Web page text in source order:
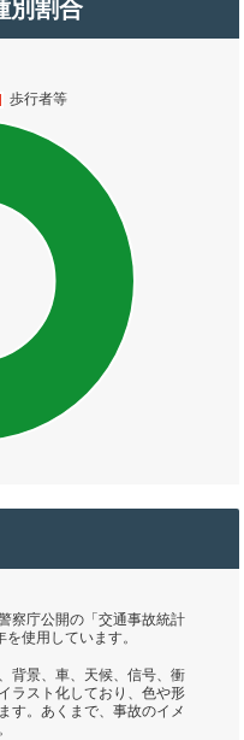
別割合
察庁公開の「交通事故統計
使用しています。
背景、車、天候、信号、衝
ラスト化しており、色や形
す。あくまで、事故のイメ